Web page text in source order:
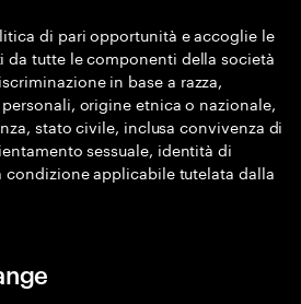
di pari opportunità e accoglie le
da tutte le componenti della società
in base a razza,
origine etnica o nazionale,
stato civile, inclusa convivenza di
sessuale, identità di
condizione applicabile tutelata dalla